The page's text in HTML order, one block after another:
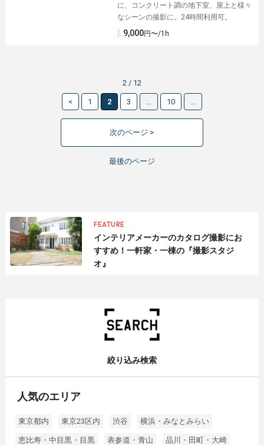
に、コンクリート調の地下室、屋上と様々
なシーンの撮影に。24時間利用可。
9,000円〜/1h
2 / 12
< 1 2 3 ... 10 ...
次のページ >
最後のページ
FEATURE
インテリアメーカーのカタログ撮影にお
すすめ！一軒家・一棟の『撮影スタジ
オ』
絞り込み検索
人気のエリア
東京都内 東京23区内 渋谷 横浜・みなとみらい
恵比寿・中目黒・目黒 表参道・青山 品川・田町・大崎